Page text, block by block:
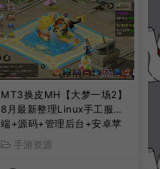
MT3换皮MH【大梦一场2】
8月最新整理Linux手工服务
端+源码+管理后台+安卓苹
果双端+详细搭建教程+视频
教程
手游资源